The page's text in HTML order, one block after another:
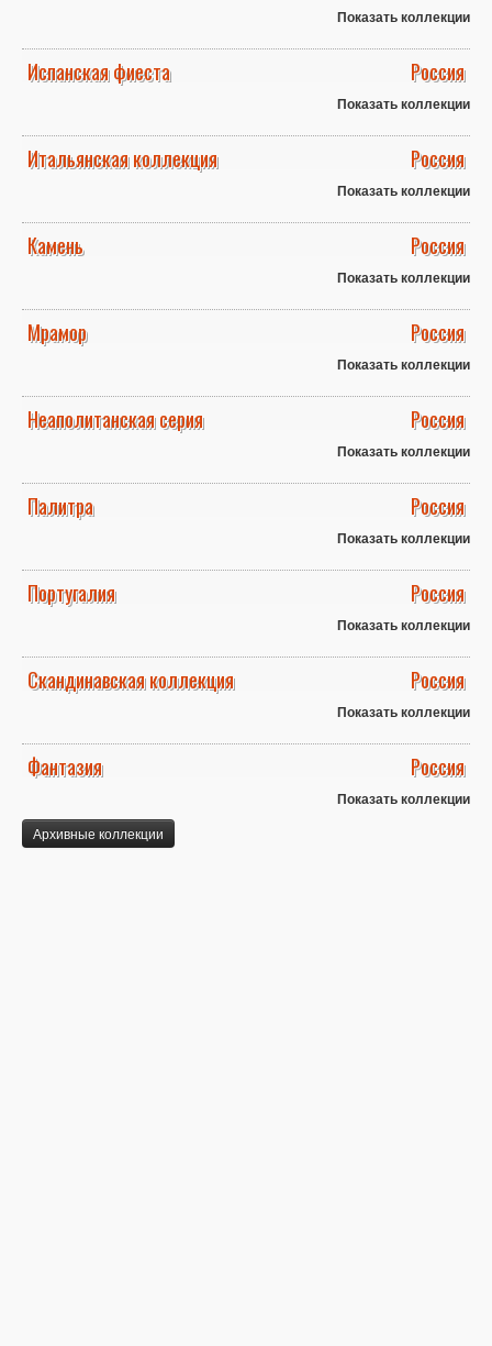
Показать коллекции
Испанская фиеста Россия
Показать коллекции
Итальянская коллекция Россия
Показать коллекции
Камень Россия
Показать коллекции
Мрамор Россия
Показать коллекции
Неаполитанская серия Россия
Показать коллекции
Палитра Россия
Показать коллекции
Португалия Россия
Показать коллекции
Скандинавская коллекция Россия
Показать коллекции
Фантазия Россия
Показать коллекции
Архивные коллекции